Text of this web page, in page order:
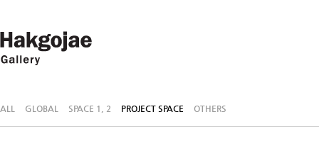
ALL GLOBAL SPACE 1, 2 PROJECT SPACE OTHERS